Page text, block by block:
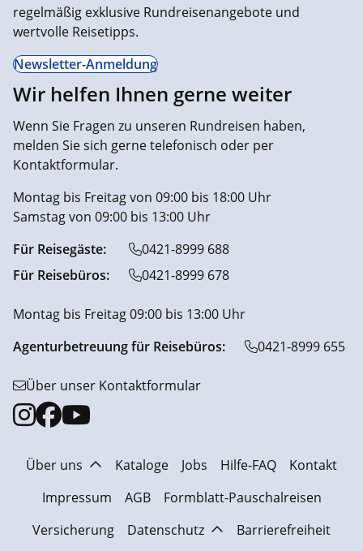
regelmäßig exklusive Rundreisenangebote und
wertvolle Reisetipps.
Newsletter-Anmeldung
Wir helfen Ihnen gerne weiter
Wenn Sie Fragen zu unseren Rundreisen haben,
melden Sie sich gerne telefonisch oder per
Kontaktformular.
Montag bis Freitag von 09:00 bis 18:00 Uhr
Samstag von 09:00 bis 13:00 Uhr
Für Reisegäste:
0421-8999 688
Für Reisebüros:
0421-8999 678
Montag bis Freitag 09:00 bis 13:00 Uhr
Agenturbetreuung für Reisebüros:
0421-8999 655
Über unser Kontaktformular
Über uns Kataloge Jobs Hilfe-FAQ
Kontakt
Impressum
AGB
Formblatt-Pauschalreisen
Versicherung
Datenschutz Barrierefreiheit